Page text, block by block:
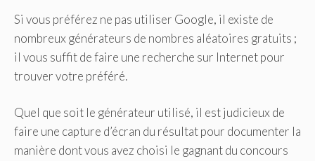
Si vous préférez ne pas utiliser Google, il existe de
nombreux générateurs de nombres aléatoires gratuits ;
il vous suffit de faire une recherche sur Internet pour
trouver votre préféré.
Quel que soit le générateur utilisé, il est judicieux de
faire une capture d’écran du résultat pour documenter la
manière dont vous avez choisi le gagnant du concours